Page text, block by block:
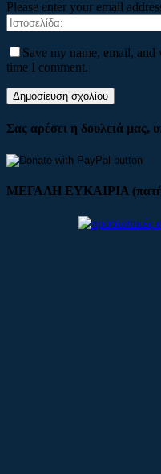
Please enter your email
Save my name, email,
time I comment.
Σας αρέσει η δουλειά μας,
ΜΕΓΑΛΗ ΕΥΚΑΙΡΙΑ